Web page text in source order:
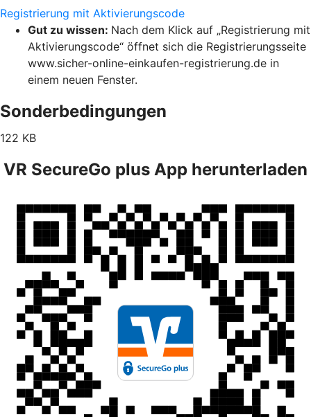
Registrierung mit Aktivierungscode
Gut zu wissen: Nach dem Klick auf „Registrierung mit
Aktivierungscode“ öffnet sich die Registrierungsseite
www.sicher-online-einkaufen-registrierung.de in
einem neuen Fenster.
Sonderbedingungen
122 KB
VR SecureGo plus App herunterladen